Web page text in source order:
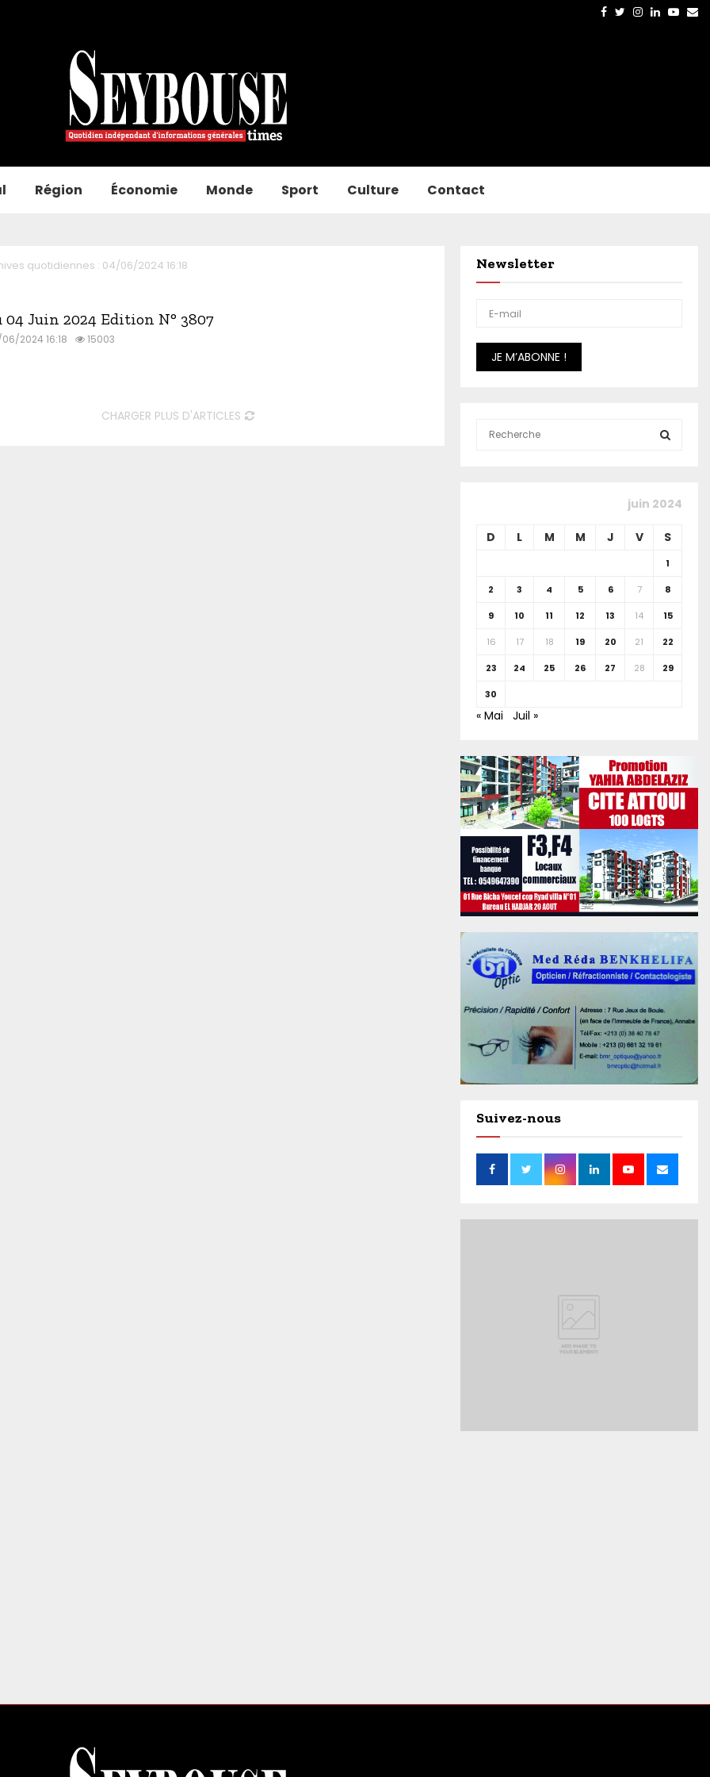
Facebook
Twitter
Instagram
Linkedin
Région Économie Monde Sport Culture Contact
quotidiennes : 04/06/2024 16:18
04 Juin 2024 Edition N° 3807
2024 16:18 15003
CHARGER PLUS D'ARTICLES
Newsletter
E
A
C
juin 2024
D L M M J V S
1
2 3 4 5 6 7 8
9 10 11 12 13 14 15
16 17 18 19 20 21 22
23 24 25 26 27 28 29
30
« Mai Juil »
Suivez-nous